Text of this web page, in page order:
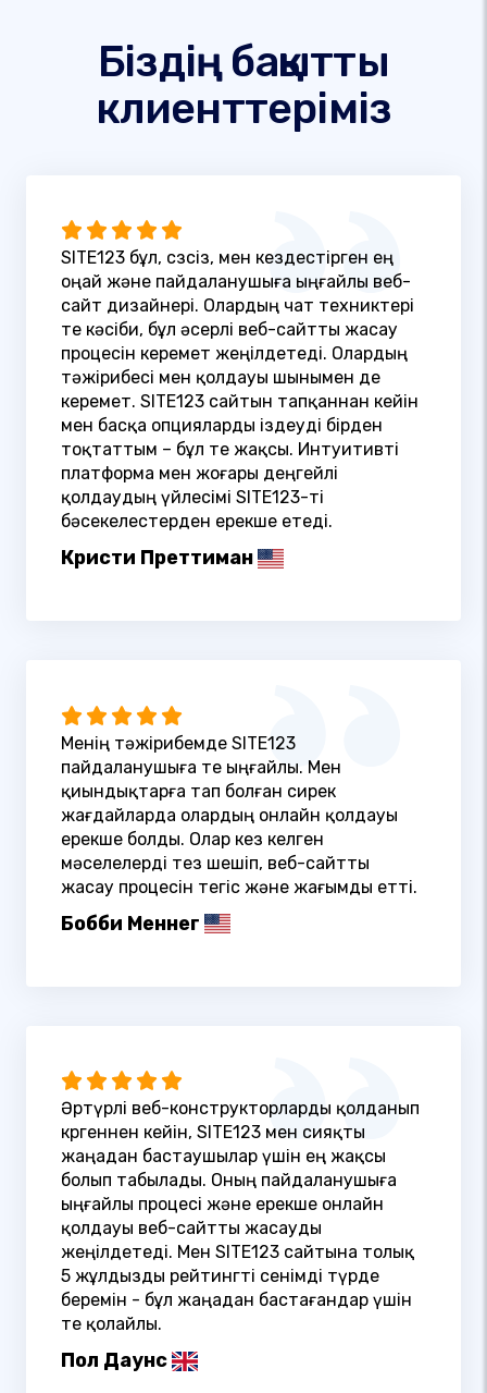
Біздің бақытты
клиенттеріміз
SITE123 бұл, сөзсіз, мен кездестірген ең
оңай және пайдаланушыға ыңғайлы веб-
сайт дизайнері. Олардың чат техниктері
өте кәсіби, бұл әсерлі веб-сайтты жасау
процесін керемет жеңілдетеді. Олардың
тәжірибесі мен қолдауы шынымен де
керемет. SITE123 сайтын тапқаннан кейін
мен басқа опцияларды іздеуді бірден
тоқтаттым – бұл өте жақсы. Интуитивті
платформа мен жоғары деңгейлі
қолдаудың үйлесімі SITE123-ті
бәсекелестерден ерекше етеді.
Кристи Преттиман
Менің тәжірибемде SITE123
пайдаланушыға өте ыңғайлы. Мен
қиындықтарға тап болған сирек
жағдайларда олардың онлайн қолдауы
ерекше болды. Олар кез келген
мәселелерді тез шешіп, веб-сайтты
жасау процесін тегіс және жағымды етті.
Бобби Меннег
Әртүрлі веб-конструкторларды қолданып
көргеннен кейін, SITE123 мен сияқты
жаңадан бастаушылар үшін ең жақсы
болып табылады. Оның пайдаланушыға
ыңғайлы процесі және ерекше онлайн
қолдауы веб-сайтты жасауды
жеңілдетеді. Мен SITE123 сайтына толық
5 жұлдызды рейтингті сенімді түрде
беремін - бұл жаңадан бастағандар үшін
өте қолайлы.
Пол Даунс